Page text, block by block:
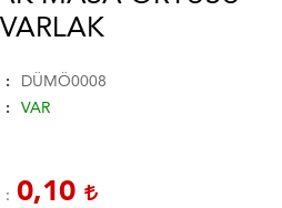
DÜMÖ0008
VAR
0,10